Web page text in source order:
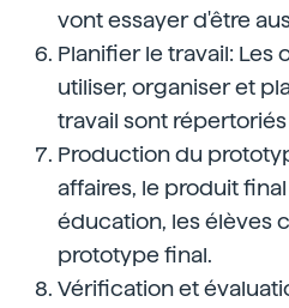
vont essayer d'être
Planifier le travail: Les
utiliser, organiser et
travail sont
Production du
affaires, le produit
éducation, les élèves
prototype final.
Vérification et